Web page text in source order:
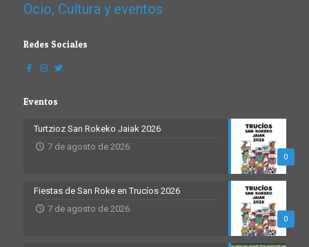
Ocio, Cultura y eventos
Redes Sociales
Eventos
0
Turtzioz San Rokeko Jaiak 2026
7 de agosto de 2026
0
Fiestas de San Roke en Trucíos 2026
7 de agosto de 2026